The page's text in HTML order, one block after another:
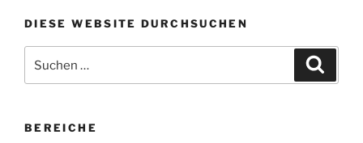
DIESE WEBSITE DURCHSUCHEN
nach:
BEREICHE